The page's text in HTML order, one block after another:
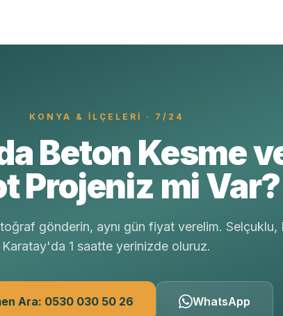
KONYA & İLÇELERI · 7/24
Beton Kesme
Projeniz mi Var?
gönderin, aynı gün fiyat verelim. Selçuklu,
Karatay'da 1 saatte yerinizde oluruz.
Ara: 0530 030 50 26 WhatsApp